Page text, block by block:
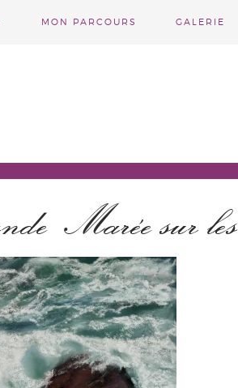
MON PARCOURS GALERIE
Marée sur